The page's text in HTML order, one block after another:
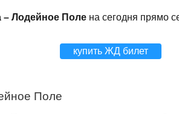
– Лодейное Поле на сегодня прямо
купить ЖД билет
Поле